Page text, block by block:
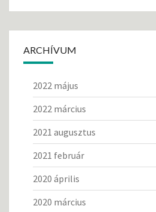
ARCHÍVUM
2022 május
2022 március
2021 augusztus
2021 február
2020 április
2020 március